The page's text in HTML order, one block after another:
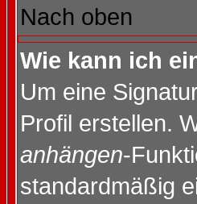
Nach oben
Wie kann ich
Um eine
Profil erstellen.
anhängen-
standardmäßig